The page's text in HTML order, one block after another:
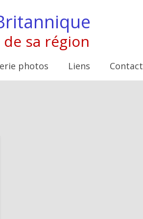
sa région
photos Liens Contact